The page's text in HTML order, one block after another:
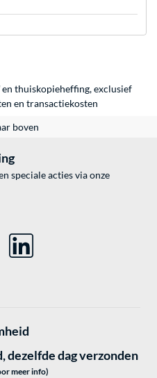
thuiskopieheffing, exclusief
en transactiekosten
boven
speciale acties via onze
dezelfde dag verzonden
meer info)